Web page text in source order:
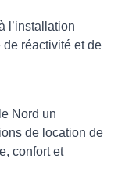
l’installation
de réactivité et de
Nord un
de location de
confort et